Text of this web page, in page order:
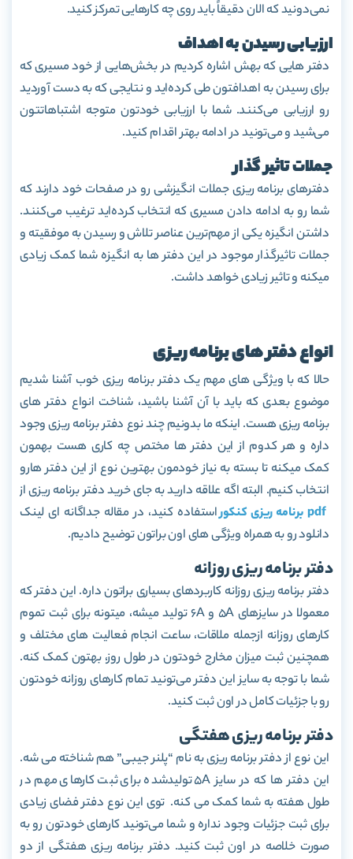
نمی‌دونید که الان دقیقاً باید روی چه کارهایی تمرکز کنید.
ارزیابی رسیدن به اهداف
دفتر هایی که بهش اشاره کردیم در بخش‌هایی از خود مسیری که
برای رسیدن به اهدافتون طی کرده‌اید و نتایجی که به دست آوردید
رو ارزیابی می‌کنند. شما با ارزیابی خودتون متوجه اشتباهاتتون
می‌شید و می‌تونید در ادامه بهتر اقدام کنید.
جملات تاثیر گذار
دفترهای برنامه ریزی جملات انگیزشی رو در صفحات خود دارند که
شما رو به ادامه دادن مسیری که انتخاب کرده‌اید ترغیب می‌کنند.
داشتن انگیزه یکی از مهم‌‌ترین عناصر تلاش و رسیدن به موفقیته و
جملات تاثیرگذار موجود در این دفتر ها به انگیزه شما کمک زیادی
میکنه و تاثیر زیادی خواهد داشت.
انواع دفتر های برنامه ریزی
حالا که با ویژگی های مهم یک دفتر برنامه ریزی خوب آشنا شدیم
موضوع بعدی که باید با آن آشنا باشید، شناخت انواع دفتر های
برنامه ریزی هست. اینکه ما بدونیم چند نوع دفتر برنامه ریزی وجود
داره و هر کدوم از این دفتر ها مختص چه کاری هست بهمون
کمک میکنه تا بسته به نیاز خودمون بهترین نوع از این دفتر هارو
انتخاب کنیم. البته اگه علاقه دارید به جای خرید دفتر برنامه ریزی از
pdf برنامه ریزی کنکور
استفاده کنید، در مقاله جداگانه ای لینک
دانلود رو به همراه ویژگی های اون براتون توضیح دادیم.
دفتر برنامه ریزی روزانه
دفتر برنامه ریزی روزانه کاربردهای بسیاری براتون داره. این دفتر که
معمولا در سایزهای 5A و 6A تولید میشه، میتونه برای ثبت تموم
کارهای روزانه ازجمله ملاقات، ساعت انجام فعالیت های مختلف و
همچنین ثبت میزان مخارج خودتون در طول روز، بهتون کمک کنه.
شما با توجه به سایز این دفتر می‌تونید تمام کارهای روزانه خودتون
رو با جزئیات کامل در اون ثبت کنید.
دفتر برنامه ریزی هفتگی
این نوع از دفتر برنامه ریزی به نام “پلنر جیبی” هم شناخته می شه.
این دفتر ها که در سایز 5A تولیدشده برای ثبت کارهای مهم در
طول هفته به شما کمک می کنه. توی این نوع دفتر فضای زیادی
برای ثبت جزئیات وجود نداره و شما می‌تونید کارهای خودتون رو به
صورت خلاصه در اون ثبت کنید. دفتر برنامه ریزی هفتگی از دو